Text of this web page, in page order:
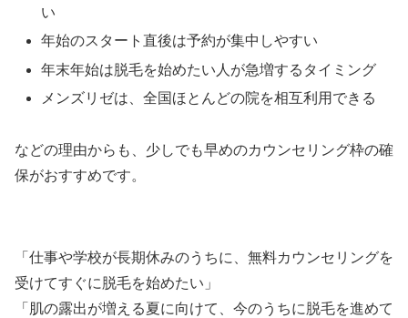
い
年始のスタート直後は予約が集中しやすい
年末年始は脱毛を始めたい人が急増するタイミング
メンズリゼは、全国ほとんどの院を相互利用できる
などの理由からも、少しでも早めのカウンセリング枠の確
保がおすすめです。
「仕事や学校が長期休みのうちに、無料カウンセリングを
受けてすぐに脱毛を始めたい」
「肌の露出が増える夏に向けて、今のうちに脱毛を進めて